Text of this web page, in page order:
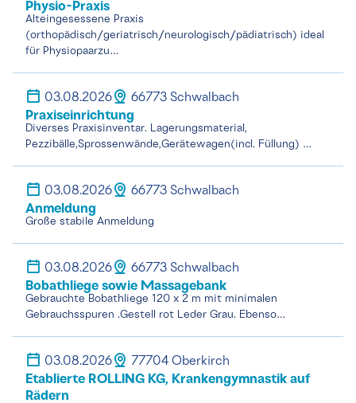
Physio-Praxis
Alteingesessene Praxis
(orthopädisch/geriatrisch/neurologisch/pädiatrisch) ideal
für Physiopaarzu…
03.08.2026 66773 Schwalbach
Praxiseinrichtung
Diverses Praxisinventar. Lagerungsmaterial,
Pezzibälle,Sprossenwände,Gerätewagen(incl. Füllung) …
03.08.2026 66773 Schwalbach
Anmeldung
Große stabile Anmeldung
03.08.2026 66773 Schwalbach
Bobathliege sowie Massagebank
Gebrauchte Bobathliege 120 x 2 m mit minimalen
Gebrauchsspuren .Gestell rot Leder Grau. Ebenso…
03.08.2026 77704 Oberkirch
Etablierte ROLLING KG, Krankengymnastik auf
Rädern